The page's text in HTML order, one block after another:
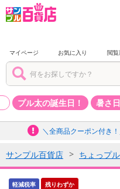
マイページ お気に入り 閲
プル太の誕生日！ 暑さ
＼全商品クーポン付き
サンプル百貨店 ちょっプル
軽減税率 残りわずか